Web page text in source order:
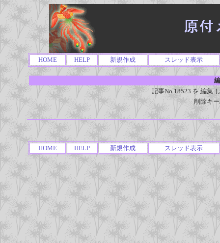
HOME HELP 新規作成 スレッド表示
記事No.18523 を 編集
削除キ
HOME HELP 新規作成 スレッド表示